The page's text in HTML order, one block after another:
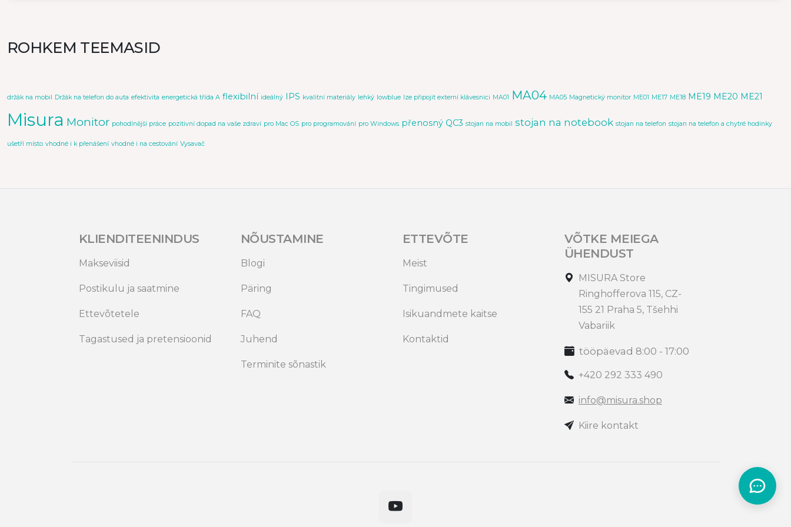
ROHKEM TEEMASID
držák na mobil Držák na telefon do auta efektivita energetická třída A flexibilní ideálný IPS kvalitní materiály lehký lowblue lze připojit externí klávesnici MA01 MA04 MA05 Magnetický monitor ME01 ME17 ME18 ME19 ME20 ME21
Misura Monitor pohodlnější práce pozitivní dopad na vaše zdraví pro Mac OS pro programování pro Windows přenosný QC3 stojan na mobil stojan na notebook stojan na telefon stojan na telefon a chytré hodinky
ušetří místo vhodné i k přenášení vhodné i na cestování Vysavač
KLIENDITEENINDUS
Makseviisid
Postikulu ja saatmine
Ettevõtetele
Tagastused ja pretensioonid
NÕUSTAMINE
Blogi
Päring
FAQ
Juhend
Terminite sõnastik
ETTEVÕTE
Meist
Tingimused
Isikuandmete kaitse
Kontaktid
VÕTKE MEIEGA
ÜHENDUST
MISURA Store
Ringhofferova 115, CZ-
155 21 Praha 5, Tšehhi
Vabariik
tööpäevad 8:00 - 17:00
+420 292 333 490
info@misura.shop
Kiire kontakt